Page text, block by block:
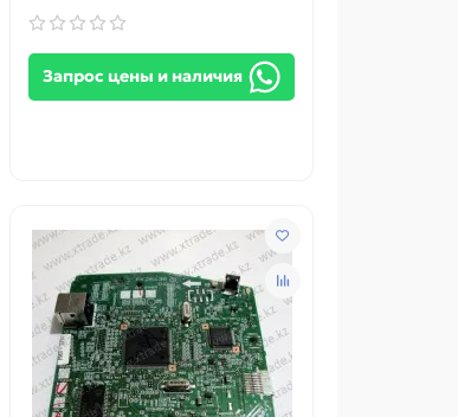
Запрос цены и наличия